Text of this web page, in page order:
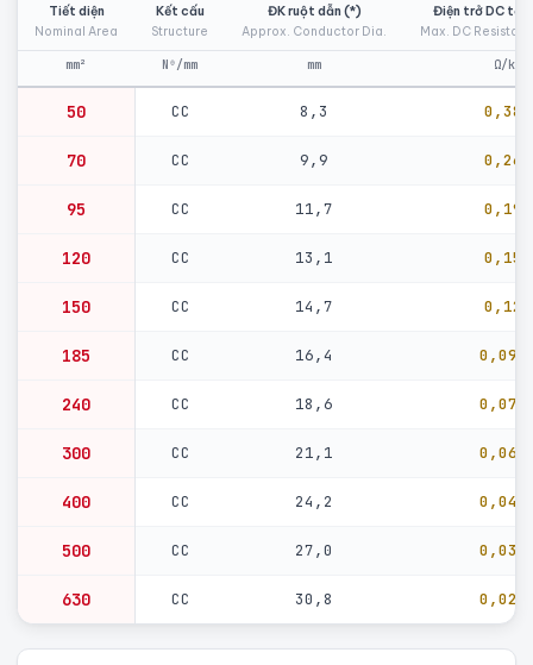
Tiết diện
Nominal Area
Kết cấu
Structure
ĐK ruột dẫn (*)
Approx. Conductor Dia.
Điện trở DC tối
Max. DC
mm² N⁰/mm mm Ω/km
50 CC 8,3 0,387
70 CC 9,9 0,268
95 CC 11,7 0,193
120 CC 13,1 0,153
150 CC 14,7 0,124
185 CC 16,4
240 CC 18,6
300 CC 21,1
400 CC 24,2
500 CC 27,0
630 CC 30,8